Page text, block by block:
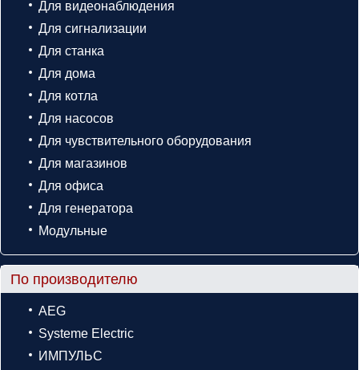
Для видеонаблюдения
Для сигнализации
Для станка
Для дома
Для котла
Для насосов
Для чувствительного оборудования
Для магазинов
Для офиса
Для генератора
Модульные
По производителю
AEG
Systeme Electric
ИМПУЛЬС